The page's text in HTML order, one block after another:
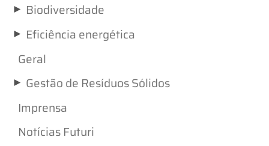
► Biodiversidade
► Eficiência energética
Geral
► Gestão de Resíduos Sólidos
Imprensa
Notícias Futuri